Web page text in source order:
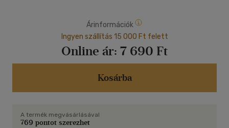
Árinformációk
Ingyen szállítás 15 000 Ft felett
Online ár: 7 690 Ft
Kosárba
A termék megvásárlásával
769 pontot szerezhet